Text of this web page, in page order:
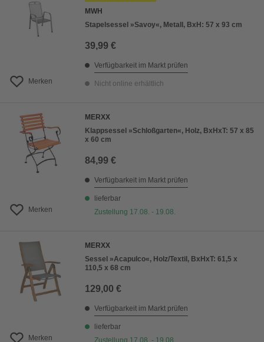
Merken
MWH
Stapelsessel »Savoy«, Metall, BxH: 57 x 93 cm
39,99 €
Verfügbarkeit im Markt prüfen
Nicht online erhältlich
Merken
MERXX
Klappsessel »Schloßgarten«, Holz, BxHxT: 57 x 85
x 60 cm
84,99 €
Verfügbarkeit im Markt prüfen
lieferbar
Zustellung 17.08. - 19.08.
Merken
MERXX
Sessel »Acapulco«, Holz/Textil, BxHxT: 61,5 x
110,5 x 68 cm
129,00 €
Verfügbarkeit im Markt prüfen
lieferbar